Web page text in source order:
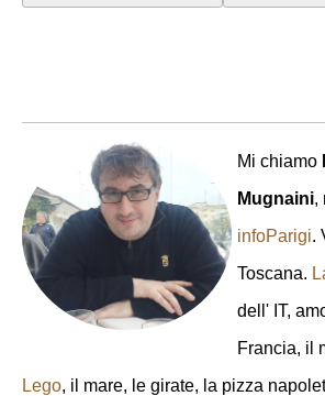
Mi chiamo
Mugnaini,
infoParigi.
Toscana.
dell' IT,
Francia, il
Lego, il mare, le girate, la pizza